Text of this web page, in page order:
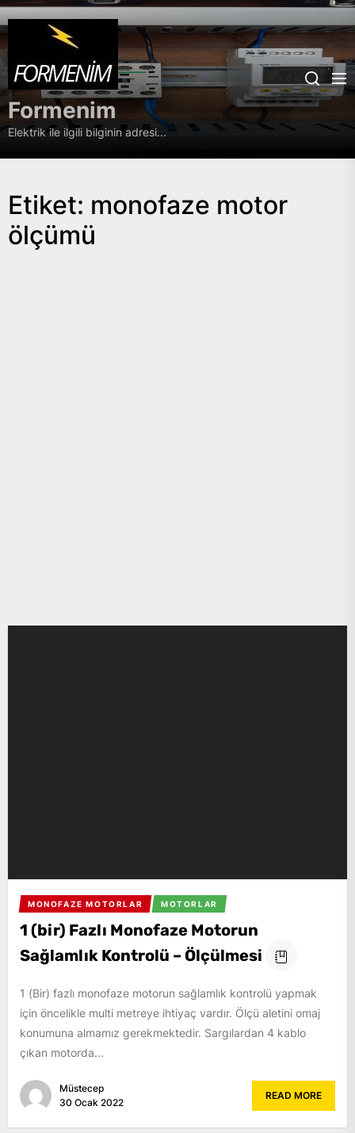
Skip
to
the
content
Formenim
Formenim
Elektrik ile ilgili bilginin adresi...
Etiket: monofaze motor
ölçümü
MONOFAZE MOTORLAR MOTORLAR
1 (bir) Fazlı Monofaze Motorun
Sağlamlık Kontrolü – Ölçülmesi
1 (Bir) fazlı monofaze motorun sağlamlık kontrolü yapmak
için öncelikle multi metreye ihtiyaç vardır. Ölçü aletini omaj
konumuna almamız gerekmektedir. Sargılardan 4 kablo
çıkan motorda...
Müstecep
30 Ocak 2022
READ MORE